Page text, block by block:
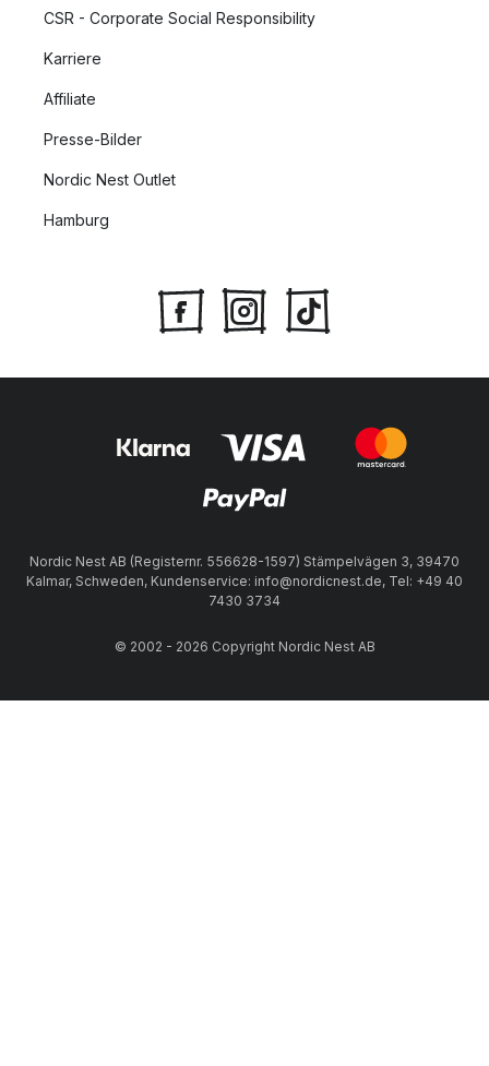
CSR - Corporate Social Responsibility
Karriere
Affiliate
Presse-Bilder
Nordic Nest Outlet
Hamburg
Nordic Nest AB (Registernr. 556628-1597) Stämpelvägen 3, 39470
Kalmar, Schweden, Kundenservice: info@nordicnest.de, Tel: +49 40
7430 3734
© 2002 - 2026 Copyright Nordic Nest AB